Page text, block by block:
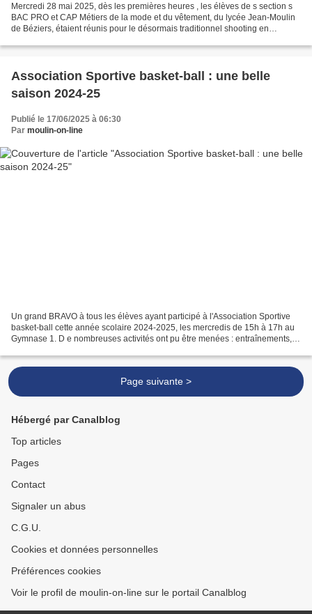
Mercredi 28 mai 2025, dès les premières heures , les élèves de s section s
BAC PRO et CAP Métiers de la mode et du vêtement, du lycée Jean-Moulin
de Béziers, étaient réunis pour le désormais traditionnel shooting en
Association Sportive basket-ball : une belle
saison 2024-25
Publié le 17/06/2025 à 06:30
Par moulin-on-line
Un grand BRAVO à tous les élèves ayant participé à l'Association Sportive
basket-ball cette année scolaire 2024-2025, les mercredis de 15h à 17h au
Gymnase 1. D e nombreuses activités ont pu être menées : entraînements,
Page suivante >
Hébergé par Canalblog
Top articles
Pages
Contact
Signaler un abus
C.G.U.
Cookies et données personnelles
Préférences cookies
Voir le profil de moulin-on-line sur le portail Canalblog